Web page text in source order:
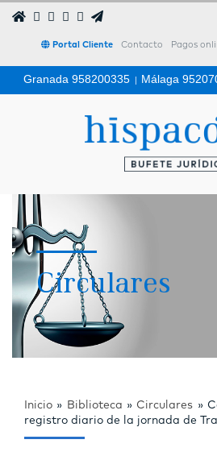
Portal Cliente Contacto Pagos
Granada 958200335 | Málaga
Circulares
Inicio » Biblioteca » Circulares »
registro diario de la jornada de